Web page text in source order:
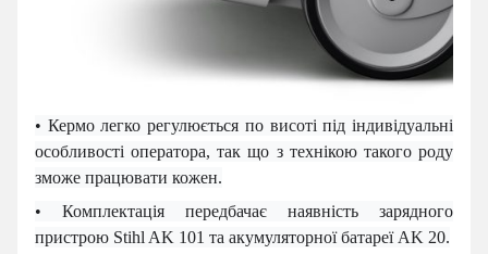
• Кермо легко регулюється по висоті під індивідуальні
особливості оператора, так що з технікою такого роду
зможе працювати кожен.
• Комплектація передбачає наявність зарядного
пристрою Stihl AK 101 та акумуляторної батареї AK 20.